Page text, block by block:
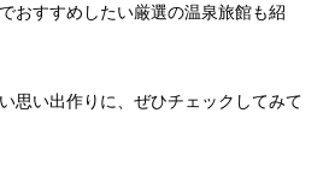
おすすめしたい厳選の温泉旅館も紹
思い出作りに、ぜひチェックしてみて